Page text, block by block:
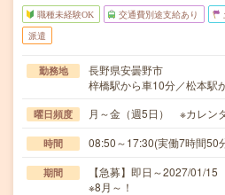
職種未経験OK 交通費別途支給あり
派遣
勤務地
長野県安曇野市
梓橋駅から車10分／松本駅
曜日頻度 月～金（週5日） ※カレン
時間 08:50～17:30(実働7時間
期間
【急募】即日～2027/01/
※8月～！